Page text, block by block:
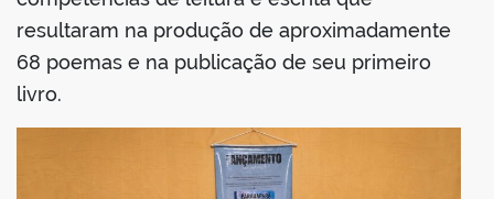
resultaram na produção de aproximadamente
68 poemas e na publicação de seu primeiro
livro.